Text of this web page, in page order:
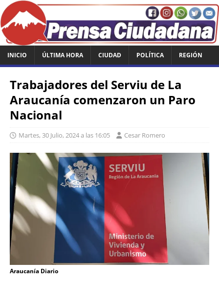
INICIO ÚLTIMA HORA CIUDAD POLÍTICA REGIÓN
Trabajadores del Serviu de La
Araucanía comenzaron un Paro
Nacional
Martes, 30 Julio, 2024 a las 16:05 Cesar Romero
Araucanía Diario